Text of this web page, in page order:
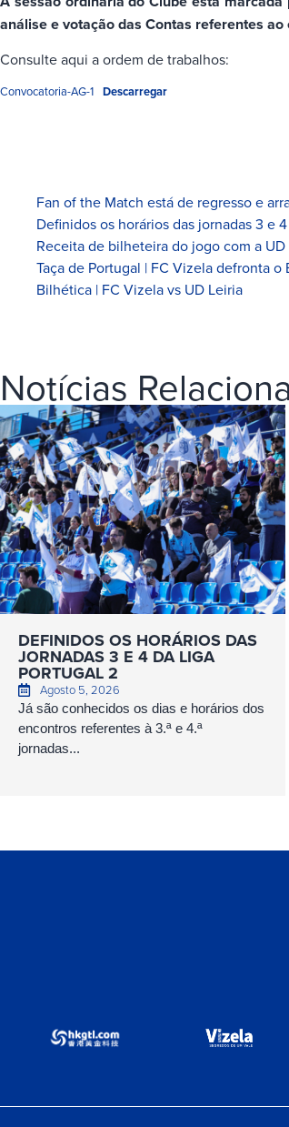
análise e votação das Contas referentes
Consulte aqui a ordem de trabalhos:
Convocatoria-AG-1 Descarregar
Fan of the Match está de regresso e
Definidos os horários das jornadas 3 e
Receita de bilheteira do jogo com a
Taça de Portugal | FC Vizela defronta
Bilhética | FC Vizela vs UD Leiria
Notícias
DEFINIDOS OS HORÁRIOS DAS
JORNADAS 3 E 4 DA LIGA
PORTUGAL 2
Agosto 5, 2026
Já são conhecidos os dias e horários dos
encontros referentes à 3.ª e 4.ª
jornadas...